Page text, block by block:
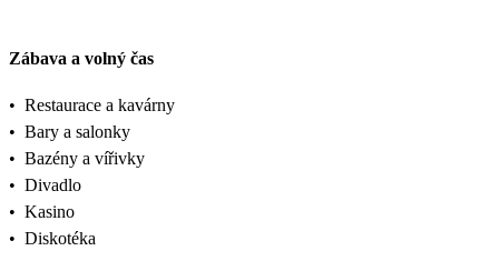
Zábava a volný čas
• Restaurace a kavárny
• Bary a salonky
• Bazény a vířivky
• Divadlo
• Kasino
• Diskotéka